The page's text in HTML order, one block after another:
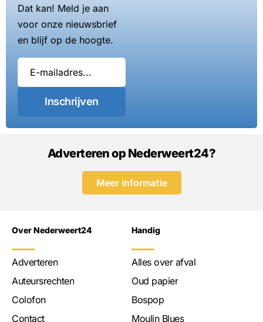
Dat kan! Meld je aan
voor onze nieuwsbrief
en blijf op de hoogte.
Inschrijven
Adverteren op Nederweert24?
Meer informatie
Over Nederweert24
Adverteren
Auteursrechten
Colofon
Contact
Handig
Alles over afval
Oud papier
Bospop
Moulin Blues